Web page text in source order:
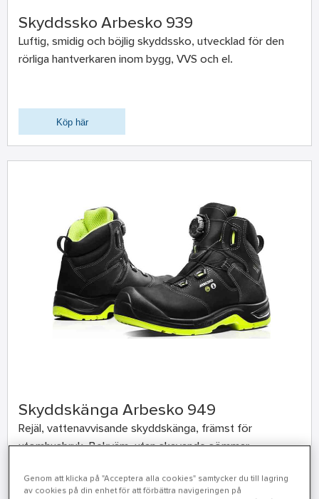
Skyddssko Arbesko 939
Luftig, smidig och böjlig skyddssko, utvecklad för den
rörliga hantverkaren inom bygg, VVS och el.
Köp här
Skyddskänga Arbesko 949
Rejäl, vattenavvisande skyddskänga, främst för
utomhusbruk. Bekväm, utan skavande sömmar.
Köp här
Genom att klicka på "Acceptera alla cookies" samtycker du till lagring
av cookies på din enhet för att förbättra navigeringen på